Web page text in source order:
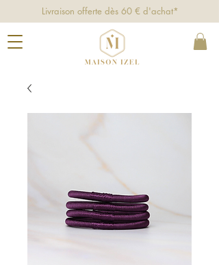
Livraison offerte dès 60 € d'achat*